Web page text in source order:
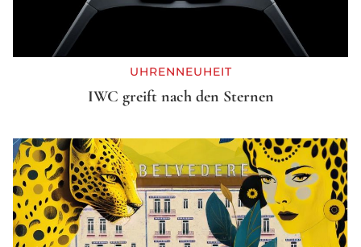
UHRENNEUHEIT
IWC greift nach den Sternen